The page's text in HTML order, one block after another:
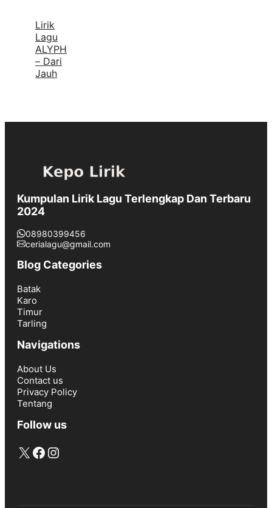
Lirik
Lagu
ALYPH
– Dari
Jauh
Kumpulan Lirik Lagu Terlengkap Dan Terbaru
2024
08980399456
cerialagu@gmail.com
Blog Categories
Batak
Karo
Timur
Tarling
Navigations
About Us
Contact us
Privacy Policy
Tentang
Follow us
X Facebook
Instagram